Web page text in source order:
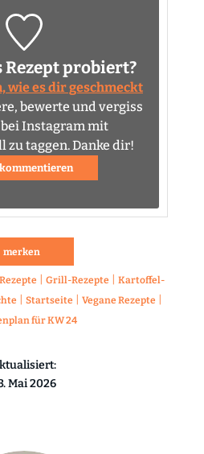
Rezept probiert?
wie es dir geschmeckt
bewerte und vergiss
Instagram mit
zu taggen. Danke dir!
kommentieren
merken
|Grill-Rezepte |Kartoffel-
Startseite Vegane Rezepte
für KW 24
Mai 2026